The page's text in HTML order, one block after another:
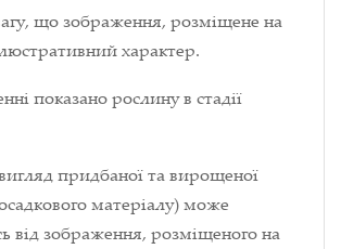
що зображення, розміщене на
характер.
показано рослину в стадії
придбаної та вирощеної
матеріалу) може
від зображення, розміщеного на